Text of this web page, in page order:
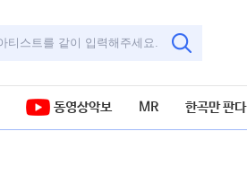
동영상악보 MR 한곡만 판다